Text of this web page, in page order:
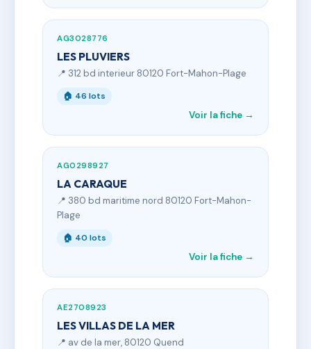
AG3028776
LES PLUVIERS
📍 312 bd interieur 80120 Fort-Mahon-Plage
🏠 46 lots
Voir la fiche →
AG0298927
LA CARAQUE
📍 380 bd maritime nord 80120 Fort-Mahon-
Plage
🏠 40 lots
Voir la fiche →
AE2708923
LES VILLAS DE LA MER
📍 av de la mer, 80120 Quend